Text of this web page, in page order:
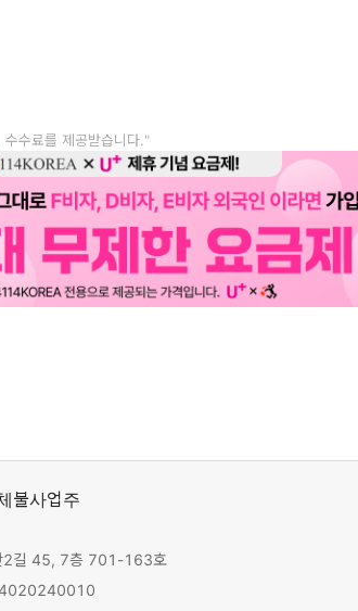
수료를 제공받습니다."
불사업주
2길 45, 7층 701-163호